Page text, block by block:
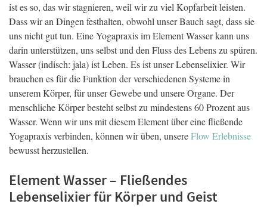
ist es so, das wir stagnieren, weil wir zu viel Kopfarbeit leisten.
Dass wir an Dingen festhalten, obwohl unser Bauch sagt, dass sie
uns nicht gut tun. Eine Yogapraxis im Element Wasser kann uns
darin unterstützen, uns selbst und den Fluss des Lebens zu spüren.
Wasser (indisch: jala) ist Leben. Es ist unser Lebenselixier. Wir
brauchen es für die Funktion der verschiedenen Systeme in
unserem Körper, für unser Gewebe und unsere Organe. Der
menschliche Körper besteht selbst zu mindestens 60 Prozent aus
Wasser. Wenn wir uns mit diesem Element über eine fließende
Yogapraxis verbinden, können wir üben, unsereFlow Erlebnisse
bewusst herzustellen.
Element Wasser – Fließendes
Lebenselixier für Körper und Geist